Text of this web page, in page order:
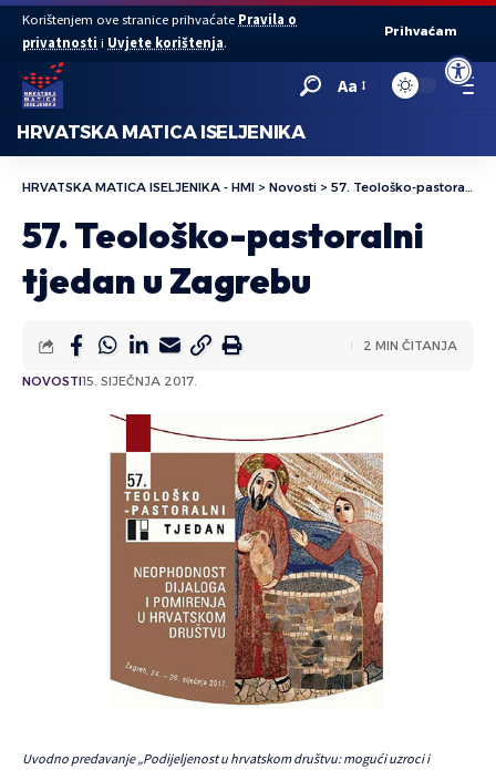
Open
Korištenjem ove stranice prihvaćate Pravila o
privatnosti i Uvjete korištenja.
Prihvaćam
Aa
HRVATSKA MATICA ISELJENIKA
HRVATSKA MATICA ISELJENIKA - HMI > Novosti > 57. Teološko-pastoralni tjedan u Zagrebu
57. Teološko-pastoralni
tjedan u Zagrebu
NOVOSTI15. SIJEČNJA 2017.
2 MIN ČITANJA
Uvodno predavanje „Podijeljenost u hrvatskom društvu: mogući uzroci i